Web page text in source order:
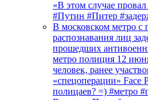
«В этом случае
#Путин #Питер
В московском метро
распознавания лиц
прошедших
метро полиция 12
человек, ранее
«спецоперации» Face
полицаев? =) #метро